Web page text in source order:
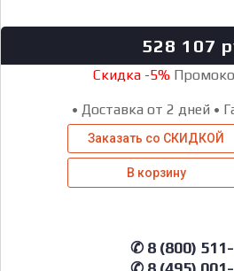
528 107
Скидка -5%
• Доставка от 2 дней •
Заказать со СКИДКОЙ
В корзину
✆ 8 (800)